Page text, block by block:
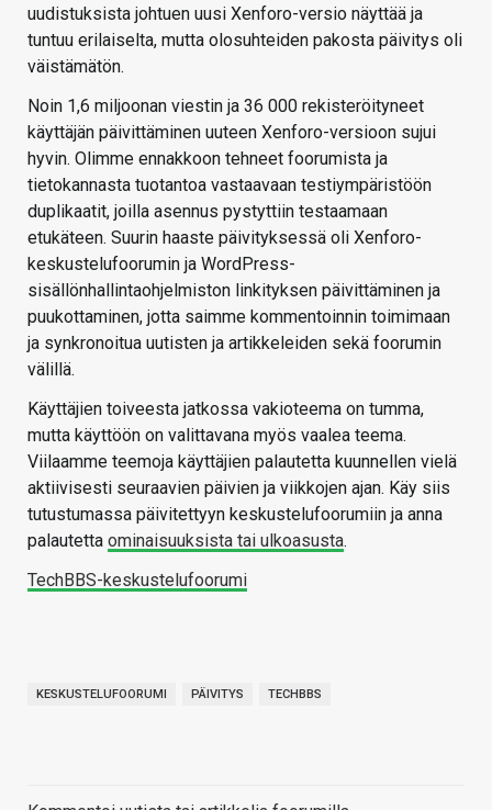
uudistuksista johtuen uusi Xenforo-versio näyttää ja
tuntuu erilaiselta, mutta olosuhteiden pakosta päivitys oli
väistämätön.
Noin 1,6 miljoonan viestin ja 36 000 rekisteröityneet
käyttäjän päivittäminen uuteen Xenforo-versioon sujui
hyvin. Olimme ennakkoon tehneet foorumista ja
tietokannasta tuotantoa vastaavaan testiympäristöön
duplikaatit, joilla asennus pystyttiin testaamaan
etukäteen. Suurin haaste päivityksessä oli Xenforo-
keskustelufoorumin ja WordPress-
sisällönhallintaohjelmiston linkityksen päivittäminen ja
puukottaminen, jotta saimme kommentoinnin toimimaan
ja synkronoitua uutisten ja artikkeleiden sekä foorumin
välillä.
Käyttäjien toiveesta jatkossa vakioteema on tumma,
mutta käyttöön on valittavana myös vaalea teema.
Viilaamme teemoja käyttäjien palautetta kuunnellen vielä
aktiivisesti seuraavien päivien ja viikkojen ajan. Käy siis
tutustumassa päivitettyyn keskustelufoorumiin ja anna
palautetta ominaisuuksista tai ulkoasusta.
TechBBS-keskustelufoorumi
KESKUSTELUFOORUMI PÄIVITYS TECHBBS